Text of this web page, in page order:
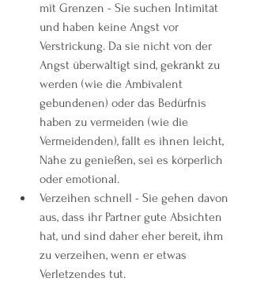
mit Grenzen - Sie suchen Intimität
und haben keine Angst vor
Verstrickung. Da sie nicht von der
Angst überwältigt sind, gekränkt zu
werden (wie die Ambivalent
gebundenen) oder das Bedürfnis
haben zu vermeiden (wie die
Vermeidenden), fällt es ihnen leicht,
Nähe zu genießen, sei es körperlich
oder emotional.
Verzeihen schnell - Sie gehen davon
aus, dass ihr Partner gute Absichten
hat, und sind daher eher bereit, ihm
zu verzeihen, wenn er etwas
Verletzendes tut.